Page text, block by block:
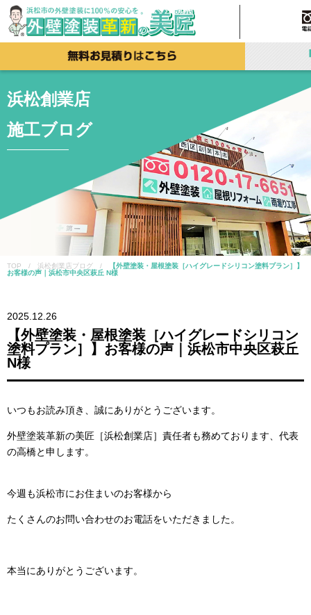
浜松創業店
施工ブログ
TOP / 浜松創業店ブログ /
【外壁塗装・屋根塗装［ハイグレードシリコン塗料プラン］】
お客様の声｜浜松市中央区萩丘 N様
2025.12.26
【外壁塗装・屋根塗装［ハイグレードシリコン
塗料プラン］】お客様の声｜浜松市中央区萩丘
N様
いつもお読み頂き、誠にありがとうございます。
外壁塗装革新の美匠［浜松創業店］責任者も務めております、代表
の高橋と申します。
今週も浜松市にお住まいのお客様から
たくさんのお問い合わせのお電話をいただきました。
本当にありがとうございます。